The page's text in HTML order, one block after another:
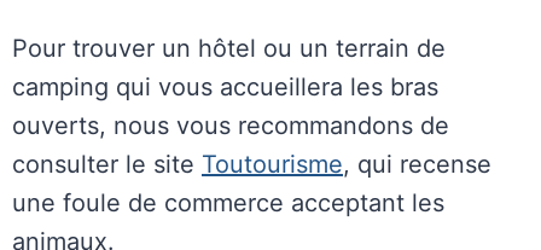
Pour trouver un hôtel ou un terrain de
camping qui vous accueillera les bras
ouverts, nous vous recommandons de
consulter le site Toutourisme, qui recense
une foule de commerce acceptant les
animaux.